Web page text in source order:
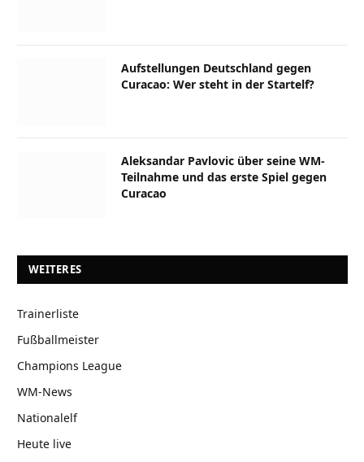
Aufstellungen Deutschland gegen
Curacao: Wer steht in der Startelf?
Aleksandar Pavlovic über seine WM-
Teilnahme und das erste Spiel gegen
Curacao
WEITERES
Trainerliste
Fußballmeister
Champions League
WM-News
Nationalelf
Heute live